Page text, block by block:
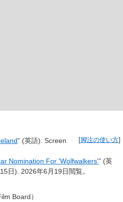
[脚注の使い方]
” (英語). Screen
Nomination For 'Wolfwalkers'” (英
日). 2026年6月19日閲覧。
Board）